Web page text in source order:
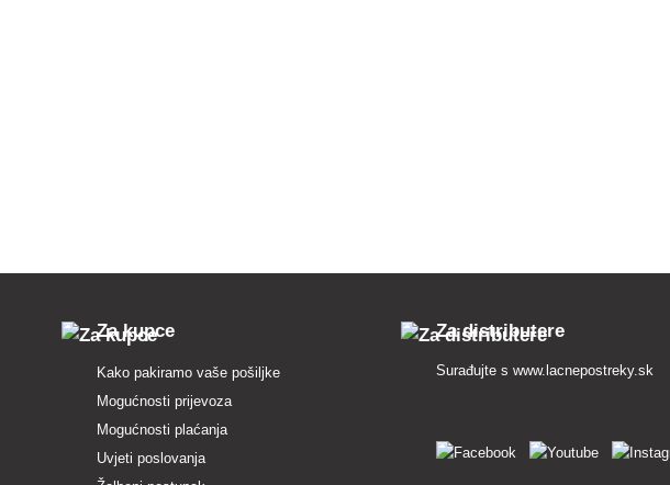
Za kupce
Kako pakiramo vaše pošiljke
Mogućnosti prijevoza
Mogućnosti plaćanja
Uvjeti poslovanja
Za distributere
Surađujte swww.lacnepostreky.sk